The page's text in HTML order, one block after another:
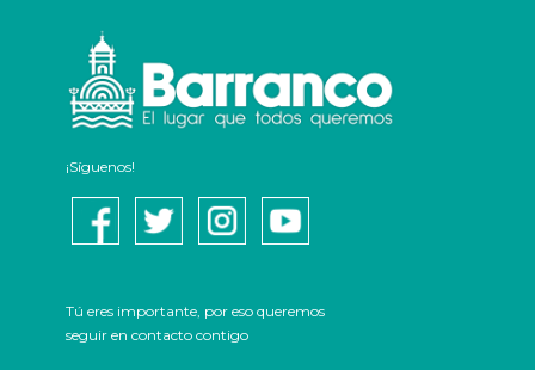
¡Síguenos!
Tú eres importante, por eso queremos
seguir en contacto contigo